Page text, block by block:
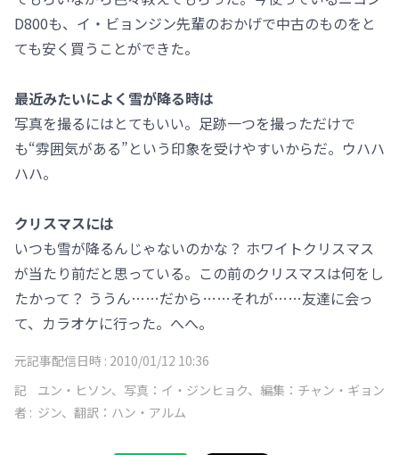
D800も、イ・ビョンジン先輩のおかげで中古のものをと
ても安く買うことができた。
最近みたいによく雪が降る時は
写真を撮るにはとてもいい。足跡一つを撮っただけで
も“雰囲気がある”という印象を受けやすいからだ。ウハハ
ハハ。
クリスマスには
いつも雪が降るんじゃないのかな？ ホワイトクリスマス
が当たり前だと思っている。この前のクリスマスは何をし
たかって？ ううん……だから……それが……友達に会っ
て、カラオケに行った。へへ。
元記事配信日時 : 2010/01/12 10:36
記
者 :
ユン・ヒソン、写真：イ・ジンヒョク、編集：チャン・ギョン
ジン、翻訳：ハン・アルム